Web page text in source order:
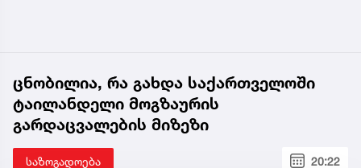
ცნობილია, რა გახდა საქართველოში
ტაილანდელი მოგზაურის
გარდაცვალების მიზეზი
საზოგადოება 20:22